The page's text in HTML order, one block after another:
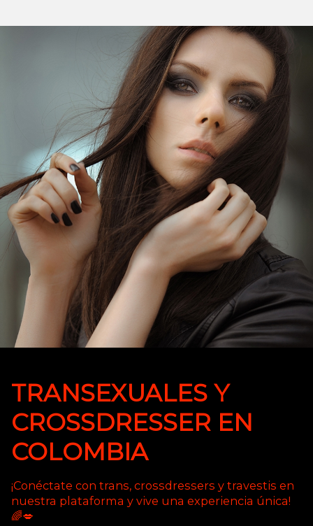
TRANSEXUALES Y
CROSSDRESSER EN
COLOMBIA
¡Conéctate con trans, crossdressers y travestis en
nuestra plataforma y vive una experiencia única!
🌈💋